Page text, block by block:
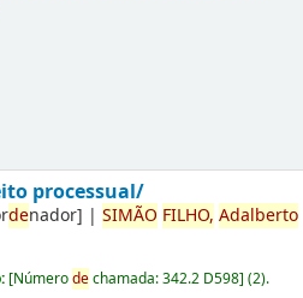
processual/
denador] |SIMÃO FILHO, Adalberto
[Númerodechamada:342.2 D598](2).